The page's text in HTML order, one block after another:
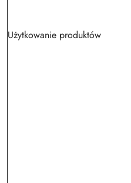
Użytkowanie produktów